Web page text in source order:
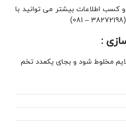
کسب اطلاعات بیشتر می توانید با
:
40 گرم آب ملایم مخلوط شود و بجای یکعدد تخم